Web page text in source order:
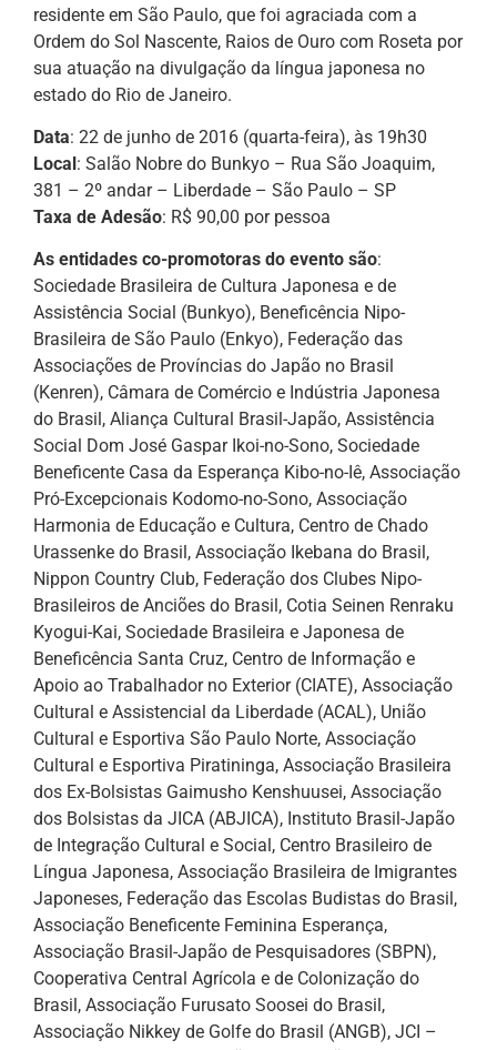
residente em São Paulo, que foi agraciada com a
Ordem do Sol Nascente, Raios de Ouro com Roseta por
sua atuação na divulgação da língua japonesa no
estado do Rio de Janeiro.
Data: 22 de junho de 2016 (quarta-feira), às 19h30
Local: Salão Nobre do Bunkyo – Rua São Joaquim,
381 – 2º andar – Liberdade – São Paulo – SP
Taxa de Adesão: R$ 90,00 por pessoa
As entidades co-promotoras do evento são:
Sociedade Brasileira de Cultura Japonesa e de
Assistência Social (Bunkyo), Beneficência Nipo-
Brasileira de São Paulo (Enkyo), Federação das
Associações de Províncias do Japão no Brasil
(Kenren), Câmara de Comércio e Indústria Japonesa
do Brasil, Aliança Cultural Brasil-Japão, Assistência
Social Dom José Gaspar Ikoi-no-Sono, Sociedade
Beneficente Casa da Esperança Kibo-no-Iê, Associação
Pró-Excepcionais Kodomo-no-Sono, Associação
Harmonia de Educação e Cultura, Centro de Chado
Urassenke do Brasil, Associação Ikebana do Brasil,
Nippon Country Club, Federação dos Clubes Nipo-
Brasileiros de Anciões do Brasil, Cotia Seinen Renraku
Kyogui-Kai, Sociedade Brasileira e Japonesa de
Beneficência Santa Cruz, Centro de Informação e
Apoio ao Trabalhador no Exterior (CIATE), Associação
Cultural e Assistencial da Liberdade (ACAL), União
Cultural e Esportiva São Paulo Norte, Associação
Cultural e Esportiva Piratininga, Associação Brasileira
dos Ex-Bolsistas Gaimusho Kenshuusei, Associação
dos Bolsistas da JICA (ABJICA), Instituto Brasil-Japão
de Integração Cultural e Social, Centro Brasileiro de
Língua Japonesa, Associação Brasileira de Imigrantes
Japoneses, Federação das Escolas Budistas do Brasil,
Associação Beneficente Feminina Esperança,
Associação Brasil-Japão de Pesquisadores (SBPN),
Cooperativa Central Agrícola e de Colonização do
Brasil, Associação Furusato Soosei do Brasil,
Associação Nikkey de Golfe do Brasil (ANGB), JCI –